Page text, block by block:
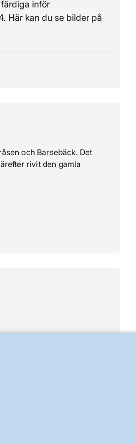
inför
Här kan du se bilder på
och Barsebäck. Det
rivit den gamla